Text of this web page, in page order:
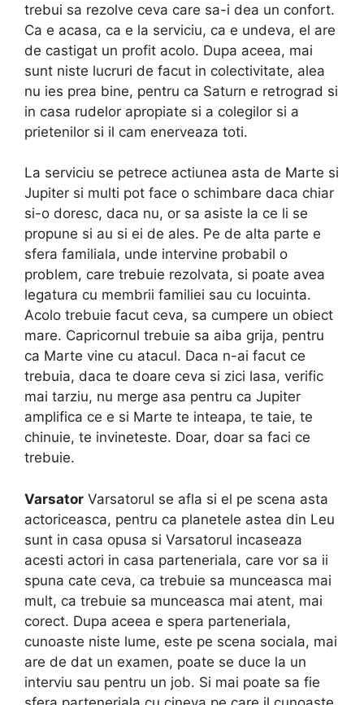
trebui sa rezolve ceva care sa-i dea un confort.
Ca e acasa, ca e la serviciu, ca e undeva, el are
de castigat un profit acolo. Dupa aceea, mai
sunt niste lucruri de facut in colectivitate, alea
nu ies prea bine, pentru ca Saturn e retrograd si
in casa rudelor apropiate si a colegilor si a
prietenilor si il cam enerveaza toti.
La serviciu se petrece actiunea asta de Marte si
Jupiter si multi pot face o schimbare daca chiar
si-o doresc, daca nu, or sa asiste la ce li se
propune si au si ei de ales. Pe de alta parte e
sfera familiala, unde intervine probabil o
problem, care trebuie rezolvata, si poate avea
legatura cu membrii familiei sau cu locuinta.
Acolo trebuie facut ceva, sa cumpere un obiect
mare. Capricornul trebuie sa aiba grija, pentru
ca Marte vine cu atacul. Daca n-ai facut ce
trebuia, daca te doare ceva si zici lasa, verific
mai tarziu, nu merge asa pentru ca Jupiter
amplifica ce e si Marte te inteapa, te taie, te
chinuie, te invineteste. Doar, doar sa faci ce
trebuie.
Varsator Varsatorul se afla si el pe scena asta
actoriceasca, pentru ca planetele astea din Leu
sunt in casa opusa si Varsatorul incaseaza
acesti actori in casa parteneriala, care vor sa ii
spuna cate ceva, ca trebuie sa munceasca mai
mult, ca trebuie sa munceasca mai atent, mai
corect. Dupa aceea e spera parteneriala,
cunoaste niste lume, este pe scena sociala, mai
are de dat un examen, poate se duce la un
interviu sau pentru un job. Si mai poate sa fie